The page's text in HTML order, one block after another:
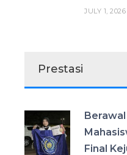
JULY 1, 2026
Prestasi
Final